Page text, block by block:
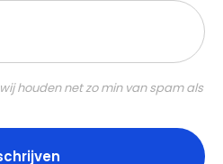
houden net zo min van spam als